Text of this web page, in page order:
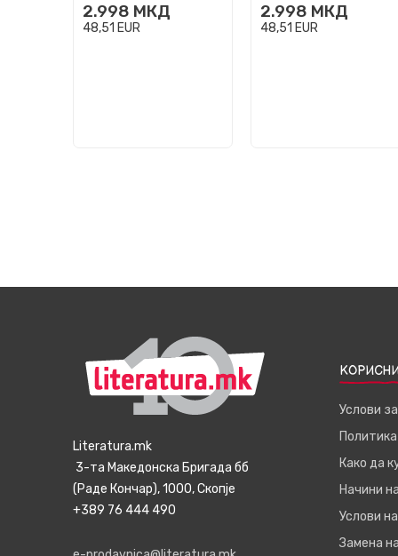
2.998 МКД
48,51 EUR
2.998 МКД
48,51 EUR
Literatura.mk
3-та Македонска Бригада бб
(Раде Кончар), 1000, Скопје
+389 76 444 490
Услови
Како да
Начини
Услови
Замена